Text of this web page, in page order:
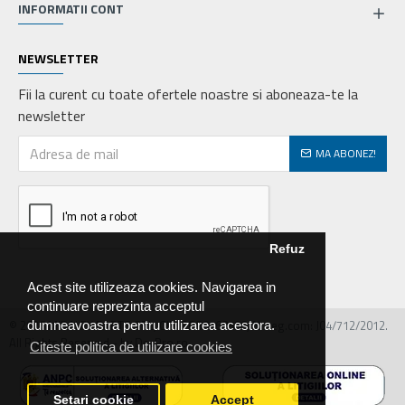
Acest site utilizeaza cookies. Navigarea in
continuare reprezinta acceptul
dumneavoastra pentru utilizarea acestora.
Citeste politica de utilizare cookies
Refuz
Setari cookie Accept
INFORMATII CONT
NEWSLETTER
Fii la curent cu toate ofertele noastre si aboneaza-te la
newsletter
MA ABONEZ!
© 2026 MIRALEX PARTS SRL, CIF: RO30468586, Nr.reg.com: J04/712/2012.
All Rights Reserved - by DevPro.ro